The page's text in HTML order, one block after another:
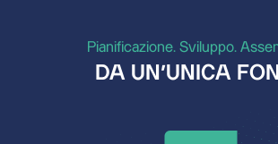
Pianificazione. Sviluppo.
DA UN’UNICA